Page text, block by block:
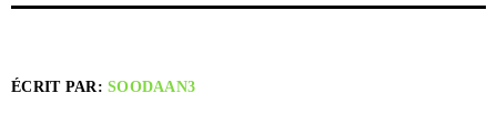
ÉCRIT PAR:SOODAAN3